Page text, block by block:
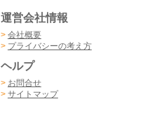
運営会社情報
> 会社概要
> プライバシーの考え方
ヘルプ
> お問合せ
> サイトマップ